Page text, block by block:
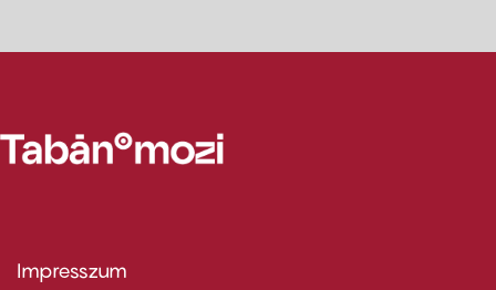
Footer
Impresszum